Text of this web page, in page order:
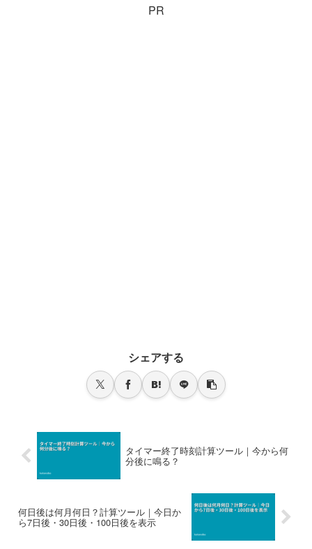
PR
シェアする
タイマー終了時刻計算ツール｜今から何
分後に鳴る？
何日後は何月何日？計算ツール｜今日か
ら7日後・30日後・100日後を表示